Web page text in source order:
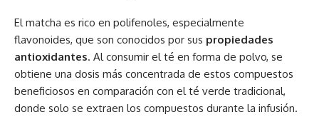
El matcha es rico en polifenoles, especialmente
flavonoides, que son conocidos por sus propiedades
antioxidantes. Al consumir el té en forma de polvo, se
obtiene una dosis más concentrada de estos compuestos
beneficiosos en comparación con el té verde tradicional,
donde solo se extraen los compuestos durante la infusión.